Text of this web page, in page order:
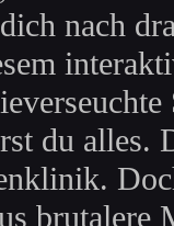
nach
du alles.
brutalere